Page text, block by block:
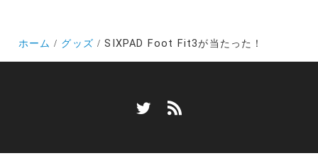
ホーム グッズ SIXPAD Foot Fit3が当たった！